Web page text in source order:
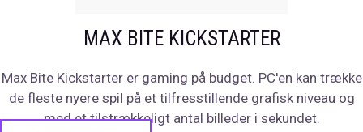
MAX BITE KICKSTARTER
Max Bite Kickstarter er gaming på budget. PC'en kan trække
de fleste nyere spil på et tilfresstillende grafisk niveau og
med et tilstrækkeligt antal billeder i sekundet.